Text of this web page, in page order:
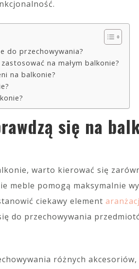
do przechowywania?
na małym balkonie?
na balkonie?
się na
warto kierować się
meble pomogą maksymalnie
ciekawy element
do przechowywania
różnych